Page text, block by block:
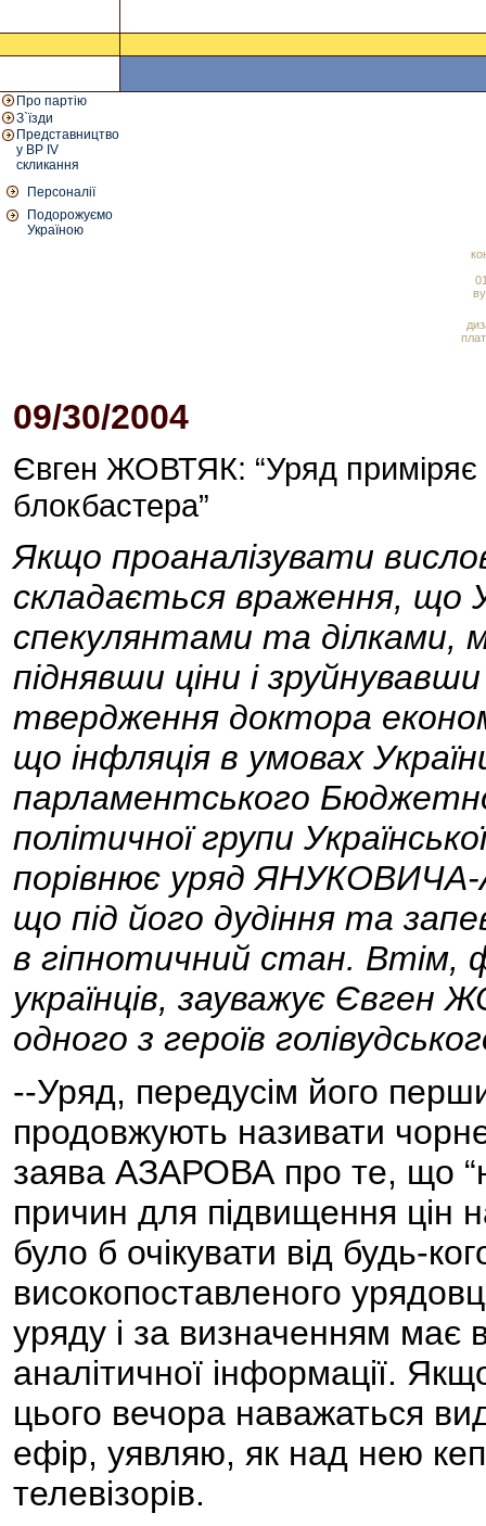
Про партію
З`їзди
Представництво
у ВР IV
скликання
Персоналії
Подорожуємо
Україною
09/30/2004
Євген ЖОВТЯК: “Уряд приміряє
блокбастера”
Якщо проаналізувати
складається враження, що
спекулянтами та ділками,
піднявши ціни і
твердження доктора
що інфляція в умовах
парламентського
політичної групи
порівнює уряд
що під його дудіння та
в гіпнотичний стан. Втім,
українців, зауважує
одного з героїв
--Уряд, передусім його
продовжують називати
заява АЗАРОВА про те, що
причин для підвищення цін
було б очікувати від будь-
високопоставленого
уряду і за визначенням має
аналітичної інформації.
цього вечора наважаться
ефір, уявляю, як над нею
телевізорів.